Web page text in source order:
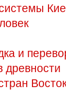
и
древности